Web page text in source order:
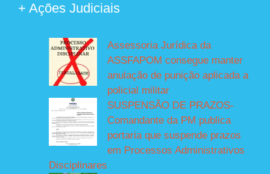
+ Ações Judiciais
Assessoria Jurídica da
ASSFAPOM consegue manter
anulação de punição aplicada a
policial militar
SUSPENSÃO DE PRAZOS-
Comandante da PM publica
portaria que suspende prazos
em Processos Administrativos
Disciplinares